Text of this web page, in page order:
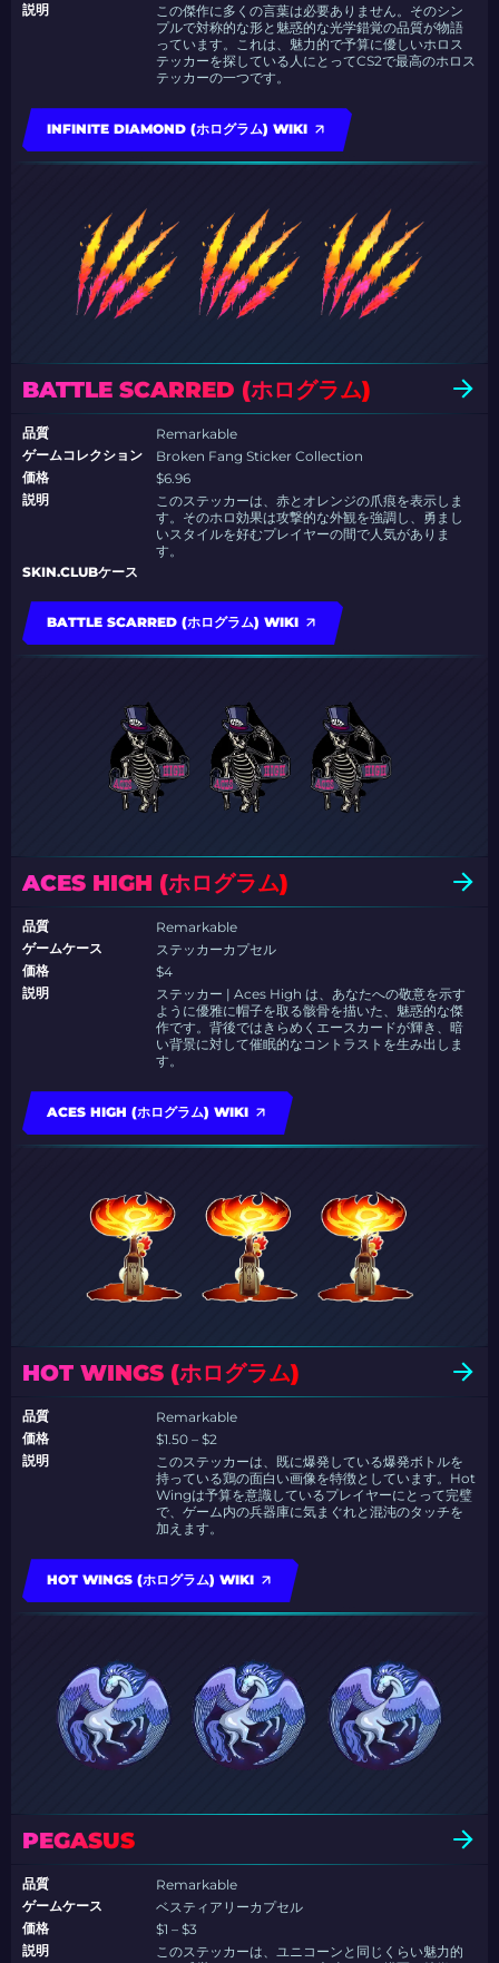
説明
この傑作に多くの言葉は必要ありません。そのシン
プルで対称的な形と魅惑的な光学錯覚の品質が物語
っています。これは、魅力的で予算に優しいホロス
テッカーを探している人にとってCS2で最高のホロス
テッカーの一つです。
INFINITE DIAMOND (ホログラム) WIKI
BATTLE SCARRED (ホログラム)
品質
Remarkable
ゲームコレクション
Broken Fang Sticker Collection
価格
$6.96
説明
このステッカーは、赤とオレンジの爪痕を表示しま
す。そのホロ効果は攻撃的な外観を強調し、勇まし
いスタイルを好むプレイヤーの間で人気がありま
す。
SKIN.CLUBケース
BATTLE SCARRED (ホログラム) WIKI
ACES HIGH (ホログラム)
品質
Remarkable
ゲームケース
ステッカーカプセル
価格
$4
説明
ステッカー | Aces High は、あなたへの敬意を示す
ように優雅に帽子を取る骸骨を描いた、魅惑的な傑
作です。背後ではきらめくエースカードが輝き、暗
い背景に対して催眠的なコントラストを生み出しま
す。
ACES HIGH (ホログラム) WIKI
HOT WINGS (ホログラム)
品質
Remarkable
価格
$1.50 – $2
説明
このステッカーは、既に爆発している爆発ボトルを
持っている鶏の面白い画像を特徴としています。Hot
Wingは予算を意識しているプレイヤーにとって完璧
で、ゲーム内の兵器庫に気まぐれと混沌のタッチを
加えます。
HOT WINGS (ホログラム) WIKI
PEGASUS
品質
Remarkable
ゲームケース
ベスティアリーカプセル
価格
$1 – $3
説明
このステッカーは、ユニコーンと同じくらい魅力的